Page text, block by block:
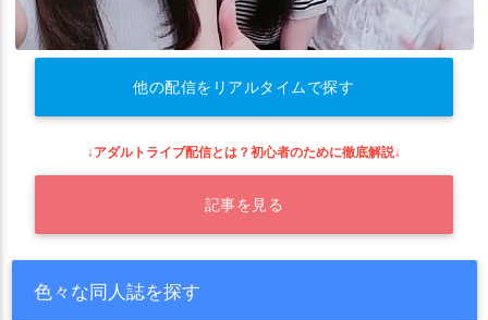
他の配信をリアルタイムで探す
↓アダルトライブ配信とは？初心者のために徹底解説↓
記事を見る
色々な同人誌を探す